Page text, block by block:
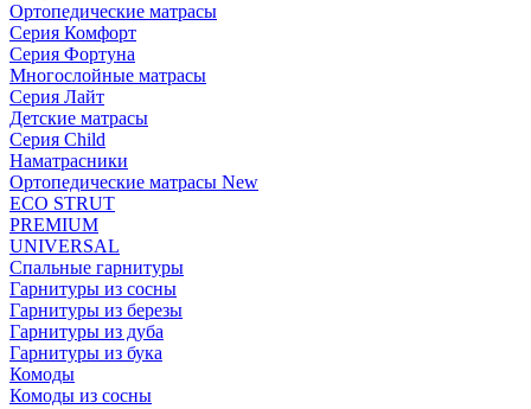
Ортопедические матрасы
Серия Комфорт
Серия Фортуна
Многослойные матрасы
Серия Лайт
Детские матрасы
Серия Child
Наматрасники
Ортопедические матрасы New
ECO STRUT
PREMIUM
UNIVERSAL
Спальные гарнитуры
Гарнитуры из сосны
Гарнитуры из березы
Гарнитуры из дуба
Гарнитуры из бука
Комоды
Комоды из сосны